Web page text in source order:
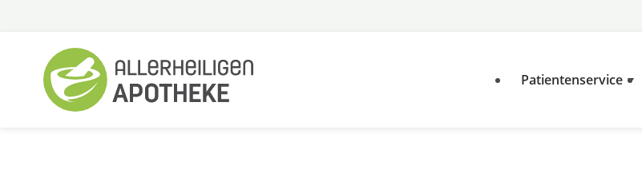
Patientenservice